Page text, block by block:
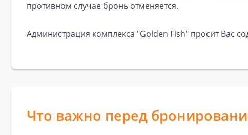
противном случае бронь отменяется.
Администрация комплекса "Golden Fish" просит Вас
Что важно перед